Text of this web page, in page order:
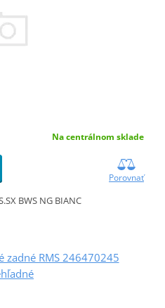
Na centrálnom sklade
Porovnať
BWS NG BIANC
zadné RMS 246470245